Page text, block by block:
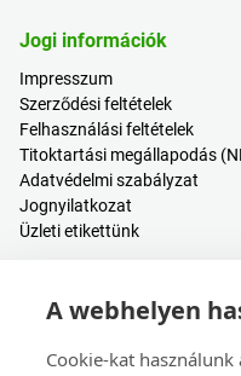
Jogi információk
Impresszum
Szerződési feltételek
Felhasználási feltételek
Titoktartási megállapodás
Adatvédelmi szabályzat
Jognyilatkozat
Üzleti etikettünk
Árkalkulátor
A webhelyen
Cookie-kat